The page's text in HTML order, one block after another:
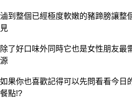
滷到整個已經極度軟嫩的豬蹄膀讓整
見
除了好口味外同時它也是女性朋友最
源
如果你也喜歡記得可以先問看看今日
餐點!?